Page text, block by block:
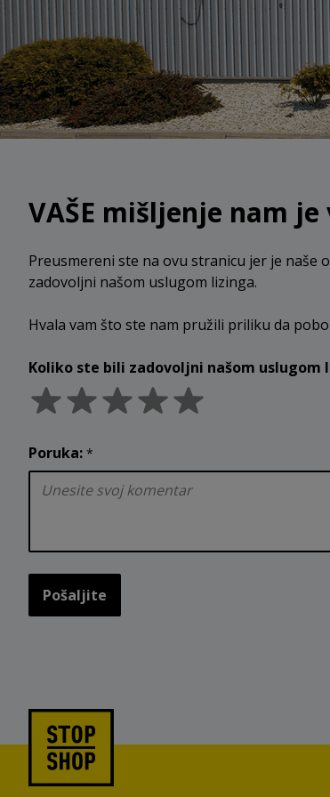
VAŠE mišljenje nam je
Preusmereni ste na ovu stranicu jer je naše
zadovoljni našom uslugom lizinga.
Hvala vam što ste nam pružili priliku da
Koliko ste bili zadovoljni našom uslugom
Poruka: *
Pošaljite